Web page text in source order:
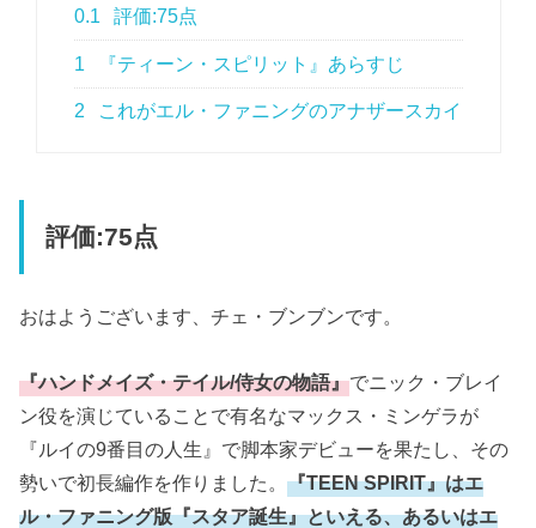
0.1 評価:75点
1 『ティーン・スピリット』あらすじ
2 これがエル・ファニングのアナザースカイ
評価:75点
おはようございます、チェ・ブンブンです。
『ハンドメイズ・テイル/侍女の物語』でニック・ブレイ
ン役を演じていることで有名なマックス・ミンゲラが
『ルイの9番目の人生』で脚本家デビューを果たし、その
勢いで初長編作を作りました。『TEEN SPIRIT』はエ
ル・ファニング版『スタア誕生』といえる、あるいはエ